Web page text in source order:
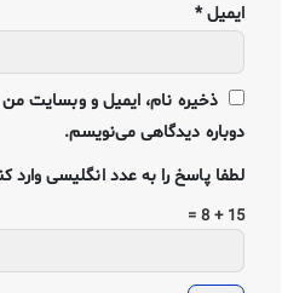
ایمیل*
ذخیره نام، ایمیل و وبسایت من
دوباره دیدگاهی می‌نویسم.
لطفا پاسخ را به عدد انگلیسی وارد
15 + 8 =